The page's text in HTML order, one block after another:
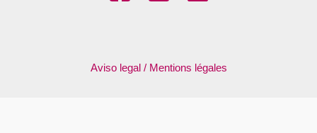
Aviso legal / Mentions légales